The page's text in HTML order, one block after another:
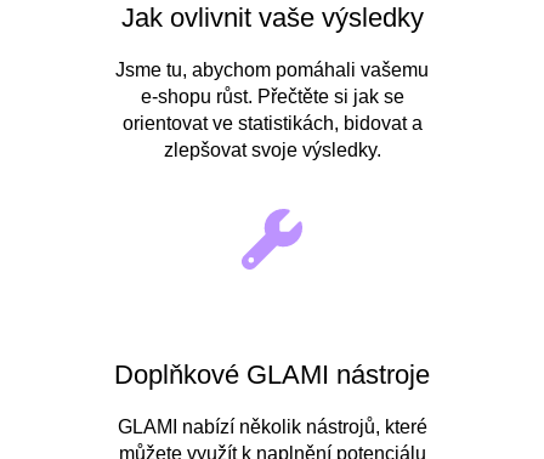
Jak ovlivnit vaše výsledky
Jsme tu, abychom pomáhali vašemu
e-shopu růst. Přečtěte si jak se
orientovat ve statistikách, bidovat a
zlepšovat svoje výsledky.
Doplňkové GLAMI nástroje
GLAMI nabízí několik nástrojů, které
můžete využít k naplnění potenciálu